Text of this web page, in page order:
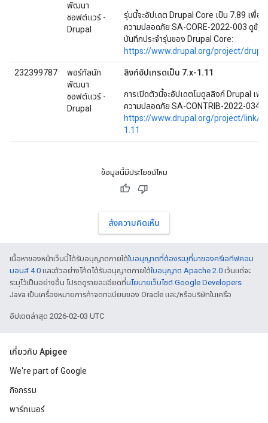
พัฒนา
ซอฟต์แวร์ -
Drupal
รุ่นนี้จะอัปเดต Drupal Core เป็น 7.89 เพื่อ
ความปลอดภัย SA-CORE-2022-003 ดูข้อ
บันทึกประจำรุ่นของ Drupal Core:
https://www.drupal.org/project/
232399787
พอร์ทัลนัก
พัฒนา
ซอฟต์แวร์ -
Drupal
ลิงก์อัปเกรดเป็น 7.x-1.11
การเปิดตัวนี้จะอัปเดตโมดูลลิงก์ Drupal เพื่
ความปลอดภัย SA-CONTRIB-2022-034 ดู
https://www.drupal.org/project/link/
1.11
ข้อมูลนี้มีประโยชน์ไหม
ส่งความคิดเห็น
เนื้อหาของหน้าเว็บนี้ได้รับอนุญาตภายใต้ใบอนุญาตที่ต้องระบุที่มาของครีเอทีฟคอม
มอนส์ 4.0 และตัวอย่างโค้ดได้รับอนุญาตภายใต้ใบอนุญาต Apache 2.0 เว้นแต่จะ
ระบุไว้เป็นอย่างอื่น โปรดดูรายละเอียดที่นโยบายเว็บไซต์ Google Developers
Java เป็นเครื่องหมายการค้าจดทะเบียนของ Oracle และ/หรือบริษัทในเครือ
อัปเดตล่าสุด 2026-02-03 UTC
เกี่ยวกับ Apigee
We're part of Google
กิจกรรม
พาร์ทเนอร์